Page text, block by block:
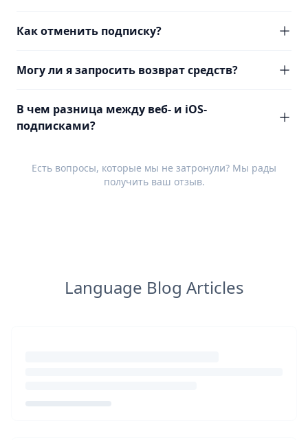
Как отменить подписку?
Могу ли я запросить возврат средств?
В чем разница между веб- и iOS-
подписками?
Есть вопросы, которые мы не затронули? Мы рады
получить ваш отзыв.
Language Blog Articles